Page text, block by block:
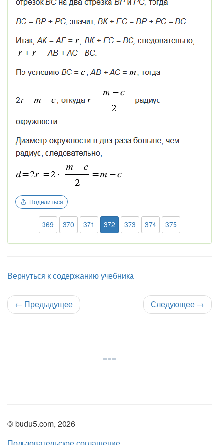
Поделиться
369 370 371 372 373 374 375
Вернуться к содержанию учебника
← Предыдущее Следующее →
© budu5.com, 2026